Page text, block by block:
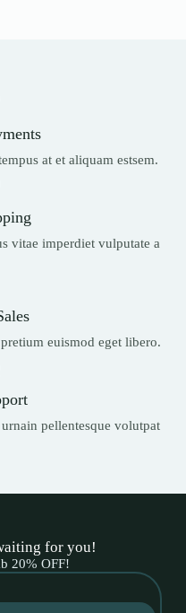
at et aliquam estsem.
vitae imperdiet vulputate a
euismod eget libero.
pellentesque volutpat
for you!
20% OFF!